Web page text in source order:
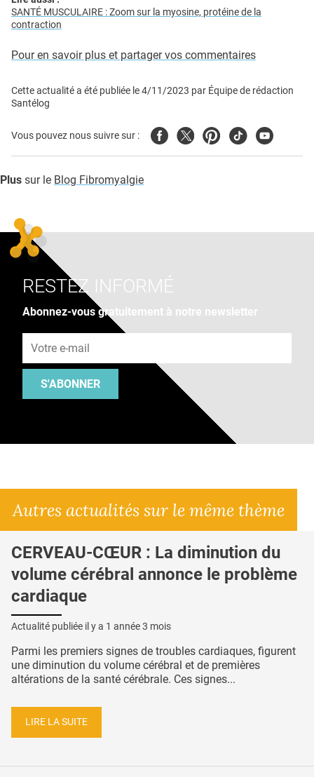
SANTÉ MUSCULAIRE : Zoom sur la myosine, protéine de la
contraction
Pour en savoir plus et partager vos commentaires
Cette actualité a été publiée le4/11/2023 par Équipe de rédaction
Santélog
Vous pouvez nous suivre sur : FacebookTwitterPinterest
TiktokYoutube
Plus sur le Blog Fibromyalgie
RESTEZ INFORMÉ
Abonnez-vous gratuitement à notre newsletter
S'ABONNER
Autres actualités sur le même thème
CERVEAU-CŒUR : La diminution du
volume cérébral annonce le problème
cardiaque
Actualité publiée il y a 1 année 3 mois
Parmi les premiers signes de troubles cardiaques, figurent
une diminution du volume cérébral et de premières
altérations de la santé cérébrale. Ces signes...
LIRE LA SUITE